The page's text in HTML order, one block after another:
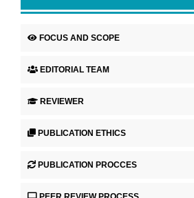
FOCUS AND SCOPE
EDITORIAL TEAM
REVIEWER
PUBLICATION ETHICS
PUBLICATION PROCCES